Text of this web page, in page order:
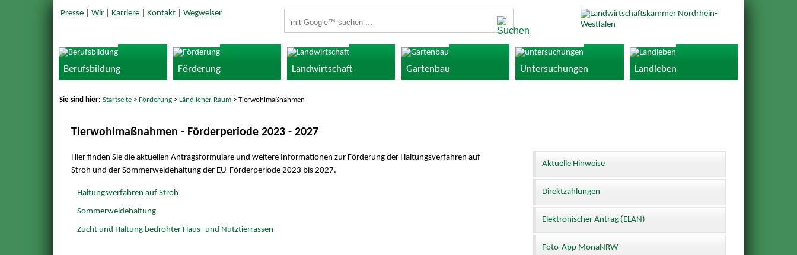
Presse| Wir| Karriere| Kontakt| Wegweiser
Berufsbildung Förderung Landwirtschaft Gartenbau Untersuchungen Landleben
Sie sind hier:Startseite >Förderung >Ländlicher Raum > Tierwohlmaßnahmen
Tierwohlmaßnahmen - Förderperiode 2023 - 2027
Hier finden Sie die aktuellen Antragsformulare und weitere Informationen zur Förderung der Haltungsverfahren auf
Stroh und der Sommerweidehaltung der EU-Förderperiode 2023 bis 2027.
Haltungsverfahren auf Stroh
Sommerweidehaltung
Zucht und Haltung bedrohter Haus- und Nutztierrassen
Aktuelle Hinweise
Direktzahlungen
Elektronischer Antrag (ELAN)
Foto-App MonaNRW